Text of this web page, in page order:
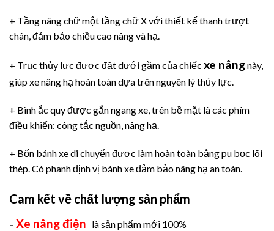
+ Tầng nâng chữ một tầng chữ X với thiết kế thanh trượt
chân, đảm bảo chiều cao nâng và hạ.
+ Trục thủy lực được đặt dưới gầm của chiếc xe nângnày,
giúp xe nâng hạ hoàn toàn dựa trên nguyên lý thủy lực.
+ Bình ắc quy được gắn ngang xe, trên bề mặt là các phím
điều khiển: công tắc nguồn, nâng hạ.
+ Bốn bánh xe di chuyển được làm hoàn toàn bằng pu bọc lõi
thép. Có phanh định vị bánh xe đảm bảo nâng hạ an toàn.
Cam kết về chất lượng sản phẩm
– Xe nâng điện là sản phẩm mới 100%